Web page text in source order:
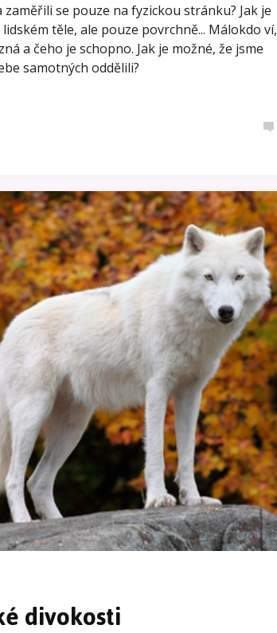
zaměřili se pouze na fyzickou stránku? Jak je
těle, ale pouze povrchně... Málokdo ví,
a čeho je schopno. Jak je možné, že jsme
samotných oddělili?
divokosti